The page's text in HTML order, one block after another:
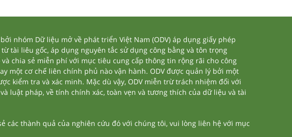
nhóm Dữ liệu mở về phát triển Việt Nam (ODV) áp dụng giấy phép
tài liêu gốc, áp dụng nguyên tắc sử dụng công bằng và tôn trọng
chia sẻ miễn phí với mục tiêu cung cấp thông tin rộng rãi cho công
một cơ chế liên chính phủ nào vận hành. ODV được quản lý bởi một
kiểm tra và xác minh. Mặc dù vậy, ODV miễn trừ trách nhiệm đối với
luật pháp, về tính chính xác, toàn vẹn và tương thích của dữ liệu và tài
thành quả của nghiên cứu đó với chúng tôi, vui lòng liên hệ với mục